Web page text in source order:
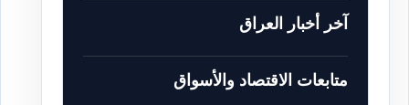
آخر أخبار العراق
متابعات الاقتصاد والأسواق